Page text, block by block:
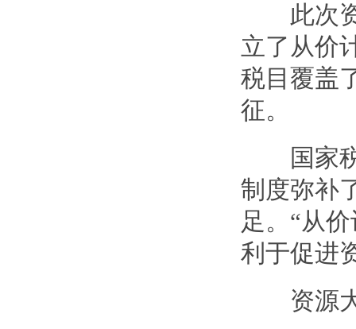
此次资
立了从价
税目覆盖
征。
国家税
制度弥补
足。“从
利于促进
资源大